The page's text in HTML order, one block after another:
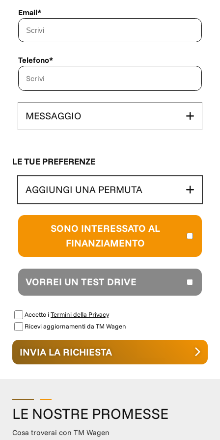
Email*
Telefono*
MESSAGGIO
LE TUE PREFERENZE
AGGIUNGI UNA PERMUTA
SONO INTERESSATO AL
FINANZIAMENTO
VORREI UN TEST DRIVE
Accetto iTermini della Privacy
Ricevi aggiornamenti da TM Wagen
INVIA LA RICHIESTA
LE NOSTRE PROMESSE
Cosa troverai con TM Wagen